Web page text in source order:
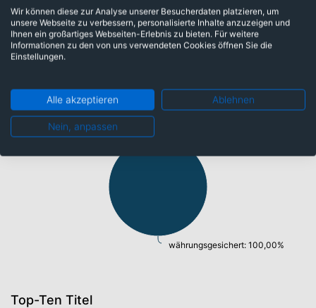
kurze Laufzeiten: 25,87%
Währungen
währungsgesichert: 100,00%
Top-Ten Titel
Wir können diese zur Analyse unserer Besucherdaten platzieren, um
unsere Webseite zu verbessern, personalisierte Inhalte anzuzeigen und
Ihnen ein großartiges Webseiten-Erlebnis zu bieten. Für weitere
Informationen zu den von uns verwendeten Cookies öffnen Sie die
Einstellungen.
Alle akzeptieren Ablehnen
Nein, anpassen